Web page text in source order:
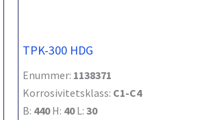
TPK-300 HDG
Enummer: 1138371
Korrosivitetsklass: C1-C4
B: 440H: 40L: 30